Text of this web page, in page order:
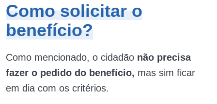
Como solicitar o
benefício?
Como mencionado, o cidadão não precisa
fazer o pedido do benefício, mas sim ficar
em dia com os critérios.